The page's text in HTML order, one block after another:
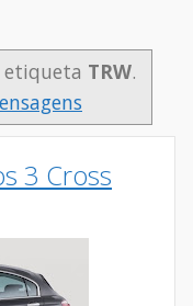
etiqueta TRW.
3 Cross